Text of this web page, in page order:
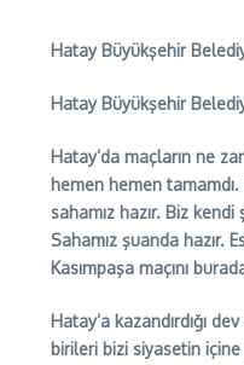
Hatay Büyükşehir
Hatay Büyükşehir
Hatay’da maçların ne
hemen hemen
sahamız hazır. Biz
Sahamız şuanda hazır.
Kasımpaşa maçını
Hatay’a kazandırdığı
birileri bizi siyasetin